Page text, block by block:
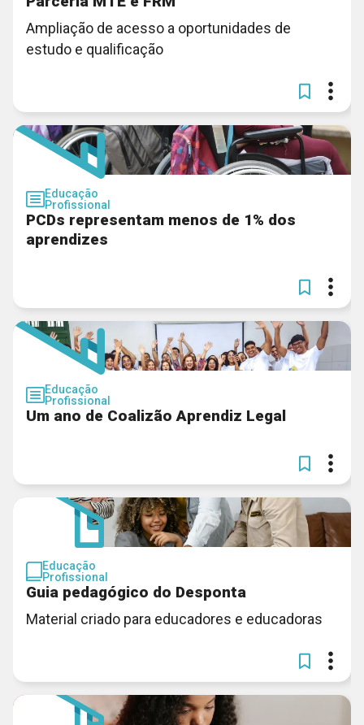
Ampliação de acesso a oportunidades de
estudo e qualificação
Educação
Profissional
PCDs representam menos de 1% dos
aprendizes
Educação
Profissional
Um ano de Coalizão Aprendiz Legal
Educação
Profissional
Guia pedagógico do Desponta
Material criado para educadores e educadoras